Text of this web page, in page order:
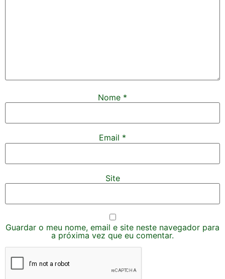
Nome *
Email *
Site
Guardar o meu nome, email e site neste navegador para
a próxima vez que eu comentar.